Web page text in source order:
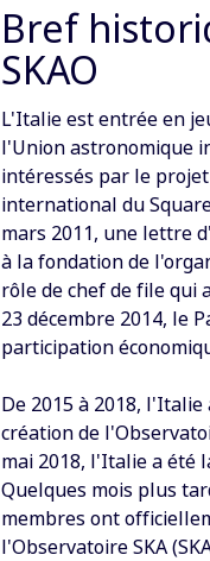
Bref
SKAO
L'Italie est entrée en
l'Union astronomique
intéressés par le
international du
mars 2011, une lettre
à la fondation de
rôle de chef de file qui
23 décembre 2014, le
participation
De 2015 à 2018,
création de
mai 2018, l'Italie a été
Quelques mois plus
membres ont
l'Observatoire SKA